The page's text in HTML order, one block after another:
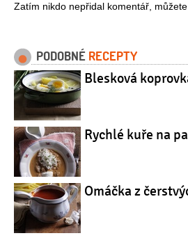
Zatím nikdo nepřidal komentář,
PODOBNÉ RECEPTY
Blesková
Rychlé kuře na
Omáčka z